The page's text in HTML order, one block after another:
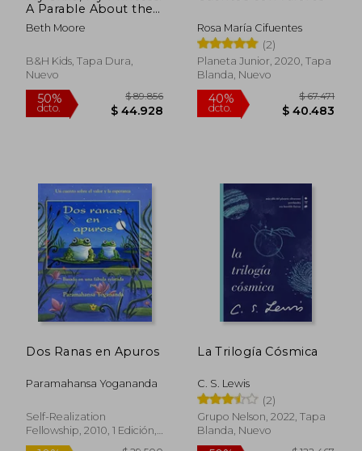
50%
dcto.
$ 101.366
$ 50.683
50%
dcto.
A Parable About the
King
Beth Moore
B&H Kids, Tapa Dura,
Nuevo
Rosa María Cifuentes
(2)
Planeta Junior, 2020, Tapa
Blanda, Nuevo
Dos Ranas en Apuros
Paramahansa Yogananda
Self-Realization
Fellowship, 2010, 1 Edición,
Tapa Dura, Nuevo
La Trilogía Cósmica
C. S. Lewis
(2)
Grupo Nelson, 2022, Tapa
Blanda, Nuevo